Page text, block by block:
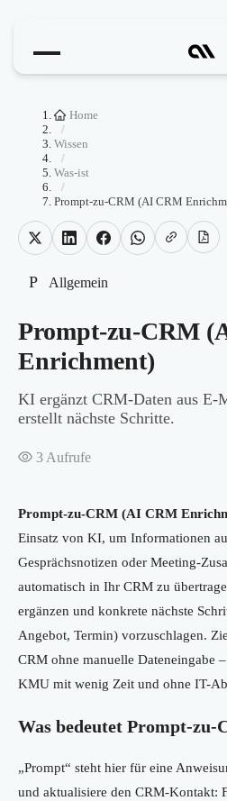
Home
/
Wissen
/
Was-ist
/
Prompt-zu-CRM (AI CRM
P Allgemein
Prompt-zu-CRM
Enrichment)
KI ergänzt CRM-Daten aus E-
erstellt nächste Schritte.
3 Aufrufe
Prompt-zu-CRM (AI CRM
Einsatz von KI, um Informationen
Gesprächsnotizen oder Meeting-
automatisch in Ihr CRM zu
ergänzen und konkrete nächste
Angebot, Termin) vorzuschlagen.
CRM ohne manuelle Dateneingabe
KMU mit wenig Zeit und ohne IT-
Was bedeutet Prompt-zu-
„Prompt“ steht hier für eine
und aktualisiere den CRM-Kontakt: